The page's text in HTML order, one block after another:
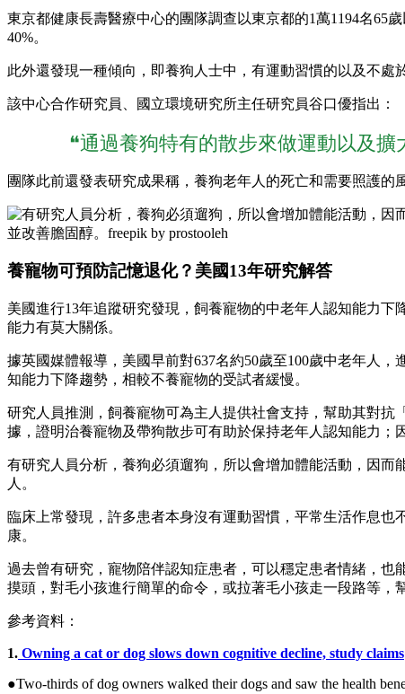
東京都健康長壽醫療中心的團隊調查以東京都的1萬1194名65
40%。
此外還發現一種傾向，即養狗人士中，有運動習慣的以及不處
該中心合作研究員、國立環境研究所主任研究員谷口優指出：
❝通過養狗特有的散步來做運動以及
團隊此前還發表研究成果稱，養狗老年人的死亡和需要照護的
並改善膽固醇。freepik by prostooleh
養寵物可預防記憶退化？美國13年研究解答
美國進行13年追蹤研究發現，飼養寵物的中老年人認知能力
能力有莫大關係。
據英國媒體報導，美國早前對637名約50歲至100歲中老年人
知能力下降趨勢，相較不養寵物的受試者緩慢。
研究人員推測，飼養寵物可為主人提供社會支持，幫助其對
據，證明治養寵物及帶狗散步可有助於保持老年人認知能力；
有研究人員分析，養狗必須遛狗，所以會增加體能活動，因
人。
臨床上常發現，許多患者本身沒有運動習慣，平常生活作息
康。
過去曾有研究，寵物陪伴認知症患者，可以穩定患者情緒，也
摸頭，對毛小孩進行簡單的命令，或拉著毛小孩走一段路等，
參考資料：
1. Owning a cat or dog slows down cognitive decline, study claims
●Two-thirds of dog owners walked their dogs and saw the health